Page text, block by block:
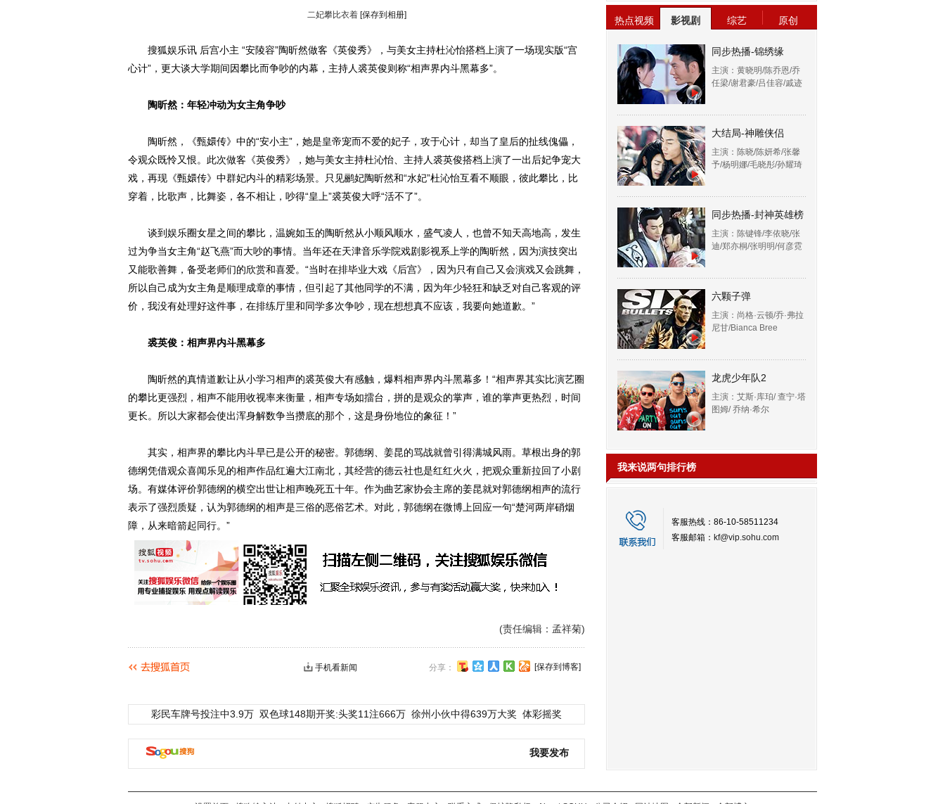
二妃攀比衣着 [保存到相册]
搜狐娱乐讯 后宫小主 “安陵容”陶昕然做客《英俊秀》，与美女主持杜沁怡搭档上演了一场现实版“宫
心计”，更大谈大学期间因攀比而争吵的内幕，主持人裘英俊则称“相声界内斗黑幕多”。
陶昕然：年轻冲动为女主角争吵
陶昕然，《甄嬛传》中的“安小主”，她是皇帝宠而不爱的妃子，攻于心计，却当了皇后的扯线傀儡，
令观众既怜又恨。此次做客《英俊秀》，她与美女主持杜沁怡、主持人裘英俊搭档上演了一出后妃争宠大
戏，再现《甄嬛传》中群妃内斗的精彩场景。只见鹂妃陶昕然和“水妃”杜沁怡互看不顺眼，彼此攀比，比
穿着，比歌声，比舞姿，各不相让，吵得“皇上”裘英俊大呼“活不了”。
谈到娱乐圈女星之间的攀比，温婉如玉的陶昕然从小顺风顺水，盛气凌人，也曾不知天高地高，发生
过为争当女主角“赵飞燕”而大吵的事情。当年还在天津音乐学院戏剧影视系上学的陶昕然，因为演技突出
又能歌善舞，备受老师们的欣赏和喜爱。“当时在排毕业大戏《后宫》，因为只有自己又会演戏又会跳舞，
所以自己成为女主角是顺理成章的事情，但引起了其他同学的不满，因为年少轻狂和缺乏对自己客观的评
价，我没有处理好这件事，在排练厅里和同学多次争吵，现在想想真不应该，我要向她道歉。”
裘英俊：相声界内斗黑幕多
陶昕然的真情道歉让从小学习相声的裘英俊大有感触，爆料相声界内斗黑幕多！“相声界其实比演艺圈
的攀比更强烈，相声不能用收视率来衡量，相声专场如擂台，拼的是观众的掌声，谁的掌声更热烈，时间
更长。所以大家都会使出浑身解数争当攒底的那个，这是身份地位的象征！”
其实，相声界的攀比内斗早已是公开的秘密。郭德纲、姜昆的骂战就曾引得满城风雨。草根出身的郭
德纲凭借观众喜闻乐见的相声作品红遍大江南北，其经营的德云社也是红红火火，把观众重新拉回了小剧
场。有媒体评价郭德纲的横空出世让相声晚死五十年。作为曲艺家协会主席的姜昆就对郭德纲相声的流行
表示了强烈质疑，认为郭德纲的相声是三俗的恶俗艺术。对此，郭德纲在微博上回应一句“楚河两岸硝烟
障，从来暗箭起同行。”‍
(责任编辑：孟祥菊)
分享： [保存到博客]
手机看新闻
彩民车牌号投注中3.9万 双色球148期开奖:头奖11注666万 徐州小伙中得639万大奖 体彩摇奖
我要发布
热点视频 影视剧 综艺 原创
同步热播-锦绣缘
主演：黄晓明/陈乔恩/乔
任梁/谢君豪/吕佳容/戚迹
大结局-神雕侠侣
主演：陈晓/陈妍希/张馨
予/杨明娜/毛晓彤/孙耀琦
同步热播-封神英雄榜
主演：陈键锋/李依晓/张
迪/郑亦桐/张明明/何彦霓
六颗子弹
主演：尚格·云顿/乔·弗拉
尼甘/Bianca Bree
龙虎少年队2
主演：艾斯·库珀/ 查宁·塔
图姆/ 乔纳·希尔
我来说两句排行榜
客服热线：86-10-58511234
客服邮箱： kf@vip.sohu.com